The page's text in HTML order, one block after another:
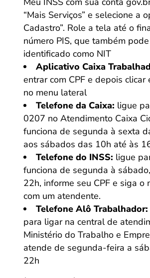
“Mais Serviços” e selecione a
Cadastro”. Role a tela até o
número PIS, que também
identificado como NIT
Aplicativo Caixa
entrar com CPF e depois clicar
no menu lateral
Telefone da Caixa: ligue
0207 no Atendimento Caixa
funciona de segunda à sexta
aos sábados das 10h até às
Telefone do INSS: ligue
funciona de segunda à
22h, informe seu CPF e siga o
com um atendente.
Telefone Alô Trabalhador:
para ligar na central de
Ministério do Trabalho e
atende de segunda-feira a
22h